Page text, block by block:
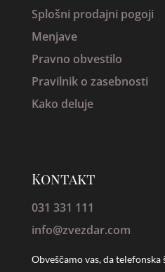
Splošni prodajni pogoji
Menjave
Pravno obvestilo
Pravilnik o zasebnosti
Kako deluje
Kontakt
031 331 111
info@zvezdar.com
Obveščamo vas, da telefonska